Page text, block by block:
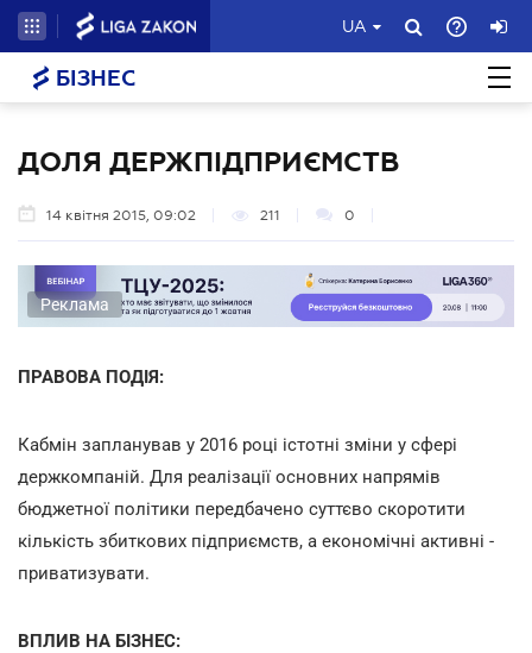
UA
БІЗНЕС
ДОЛЯ ДЕРЖПІДПРИЄМСТВ
14 квітня 2015, 09:02 211 0
Реклама
ПРАВОВА ПОДІЯ:
Кабмін запланував у 2016 році істотні зміни у сфері
держкомпаній. Для реалізації основних напрямів
бюджетної політики передбачено суттєво скоротити
кількість збиткових підприємств, а економічні активні -
приватизувати.
ВПЛИВ НА БІЗНЕС: